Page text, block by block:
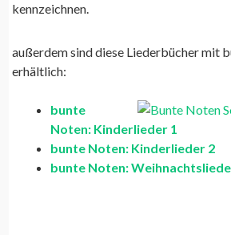
kennzeichnen.
außerdem sind diese Liederbücher mit
erhältlich:
bunte
Noten: Kinderlieder 1
bunte Noten: Kinderlieder 2
bunte Noten: